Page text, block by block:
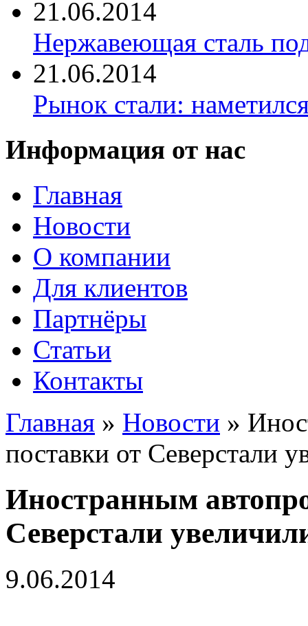
21.06.2014
Нержавеющая сталь
21.06.2014
Рынок стали:
Информация от нас
Главная
Новости
О компании
Для клиентов
Партнёры
Статьи
Контакты
Главная » Новости »
поставки от Северстали
Иностранным
Северстали
9.06.2014